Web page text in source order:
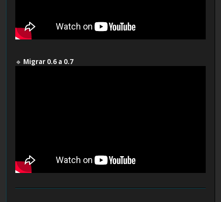
🔹 Migrar 0.6 a 0.7